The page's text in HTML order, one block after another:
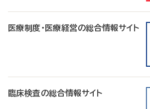
医療制度・医療経営の総合情報サイト
臨床検査の総合情報サイト